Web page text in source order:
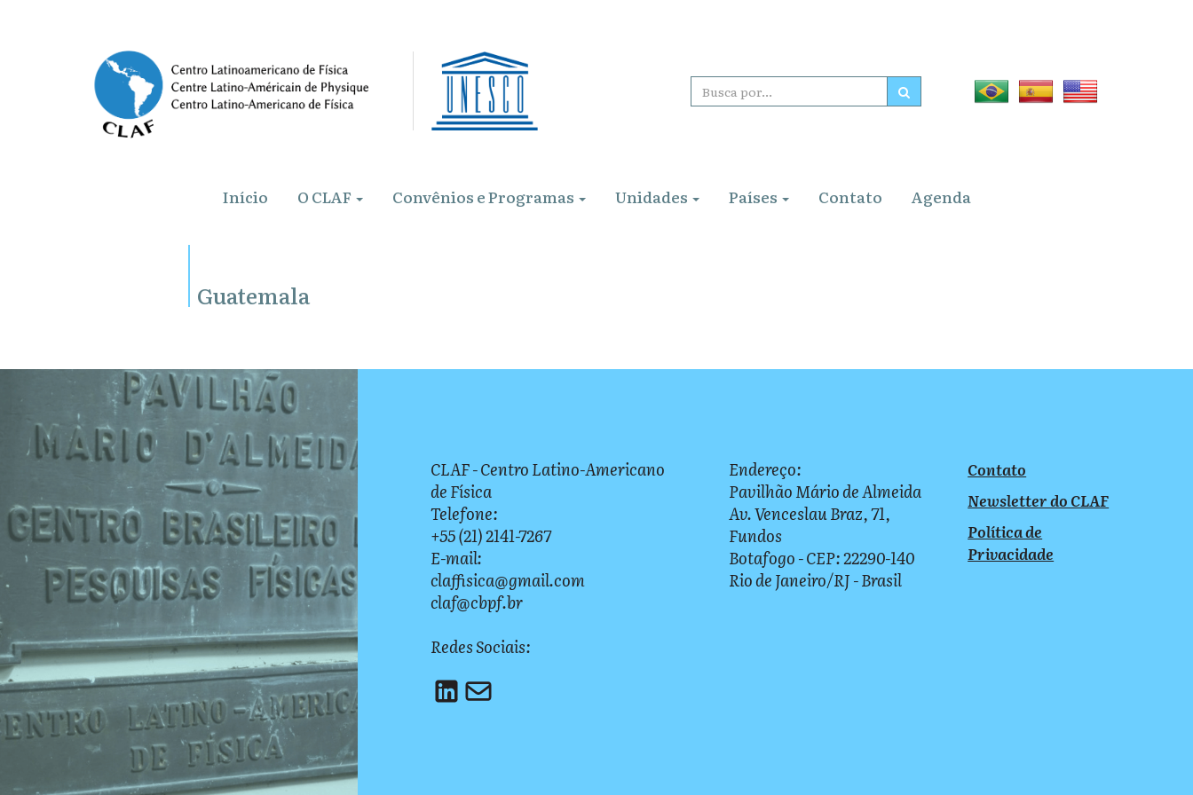
Início O CLAF Convênios e Programas Unidades Países Contato Agenda
Guatemala
CLAF - Centro Latino-Americano
de Física
Telefone:
+55 (21) 2141-7267
E-mail:
claffisica@gmail.com
claf@cbpf.br
Redes Sociais:
Endereço:
Pavilhão Mário de Almeida
Av. Venceslau Braz, 71,
Fundos
Botafogo - CEP: 22290-140
Rio de Janeiro/RJ - Brasil
Contato
Newsletter do CLAF
Política de
Privacidade